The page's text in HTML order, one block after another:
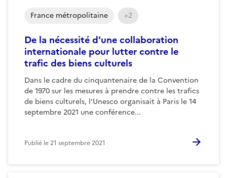
De la nécessité d'une collaboration
internationale pour lutter contre le
trafic des biens culturels
Dans le cadre du cinquantenaire de la Convention
de 1970 sur les mesures à prendre contre les trafics
de biens culturels, l'Unesco organisait à Paris le 14
septembre 2021 une conférence...
France métropolitaine +2
Publié le21 septembre 2021